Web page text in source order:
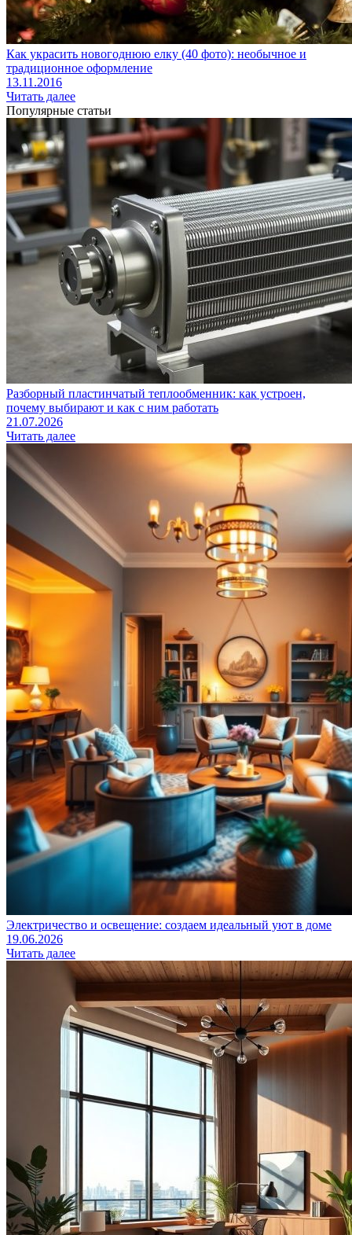
Как украсить новогоднюю елку (40 фото): необычное и
традиционное оформление
13.11.2016
Читать далее
Популярные статьи
Разборный пластинчатый теплообменник: как устроен,
почему выбирают и как с ним работать
21.07.2026
Читать далее
Электричество и освещение: создаем идеальный уют в доме
19.06.2026
Читать далее